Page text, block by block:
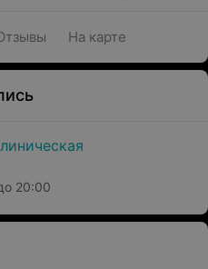
На карте
20:00